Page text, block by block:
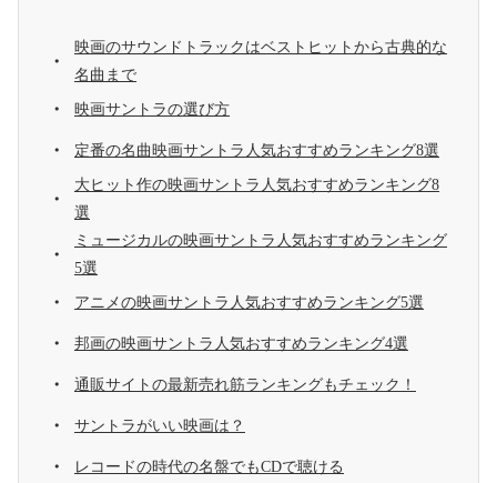
映画のサウンドトラックはベストヒットから古典的な
名曲まで
映画サントラの選び方
定番の名曲映画サントラ人気おすすめランキング8選
大ヒット作の映画サントラ人気おすすめランキング8
選
ミュージカルの映画サントラ人気おすすめランキング
5選
アニメの映画サントラ人気おすすめランキング5選
邦画の映画サントラ人気おすすめランキング4選
通販サイトの最新売れ筋ランキングもチェック！
サントラがいい映画は？
レコードの時代の名盤でもCDで聴ける